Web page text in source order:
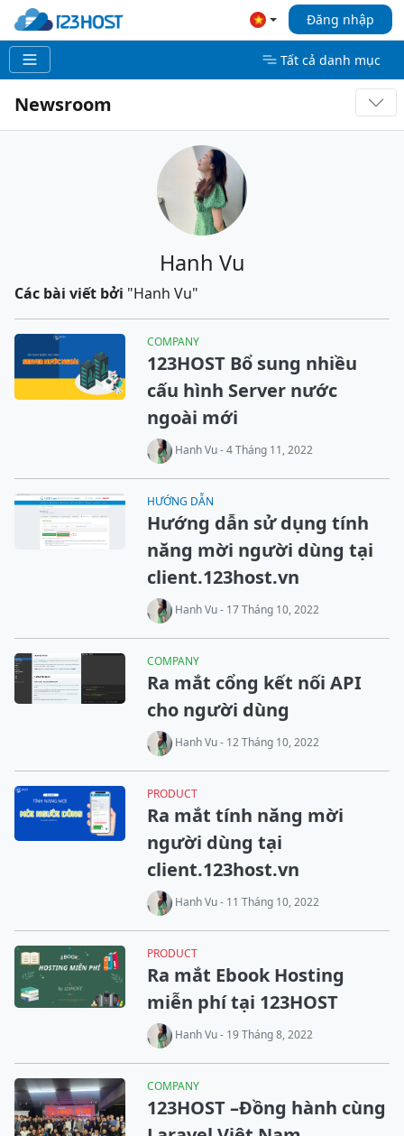
Đăng nhập
Tất cả danh mục
Newsroom
Hanh Vu
Các bài viết bởi "Hanh Vu"
COMPANY
123HOST Bổ sung nhiều
cấu hình Server nước
ngoài mới
Hanh Vu - 4 Tháng 11, 2022
HƯỚNG DẪN
Hướng dẫn sử dụng tính
năng mời người dùng tại
client.123host.vn
Hanh Vu - 17 Tháng 10, 2022
COMPANY
Ra mắt cổng kết nối API
cho người dùng
Hanh Vu - 12 Tháng 10, 2022
PRODUCT
Ra mắt tính năng mời
người dùng tại
client.123host.vn
Hanh Vu - 11 Tháng 10, 2022
PRODUCT
Ra mắt Ebook Hosting
miễn phí tại 123HOST
Hanh Vu - 19 Tháng 8, 2022
COMPANY
123HOST –Đồng hành cùng